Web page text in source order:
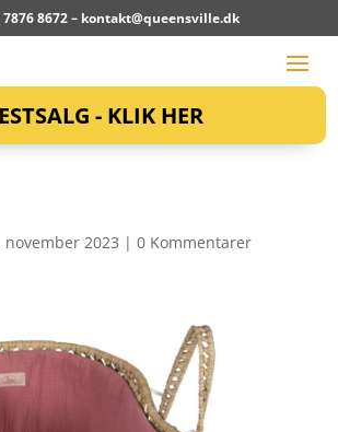
8672 – kontakt@queensville.dk
- KLIK HER
november 2023 | 0 Kommentarer